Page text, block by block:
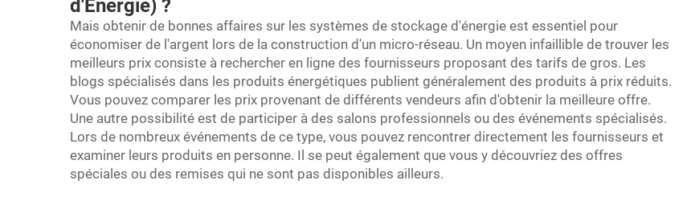
d'Énergie) ?
Mais obtenir de bonnes affaires sur les systèmes de stockage d'énergie est essentiel pour
économiser de l'argent lors de la construction d'un micro-réseau. Un moyen infaillible de trouver les
meilleurs prix consiste à rechercher en ligne des fournisseurs proposant des tarifs de gros. Les
blogs spécialisés dans les produits énergétiques publient généralement des produits à prix réduits.
Vous pouvez comparer les prix provenant de différents vendeurs afin d'obtenir la meilleure offre.
Une autre possibilité est de participer à des salons professionnels ou des événements spécialisés.
Lors de nombreux événements de ce type, vous pouvez rencontrer directement les fournisseurs et
examiner leurs produits en personne. Il se peut également que vous y découvriez des offres
spéciales ou des remises qui ne sont pas disponibles ailleurs.